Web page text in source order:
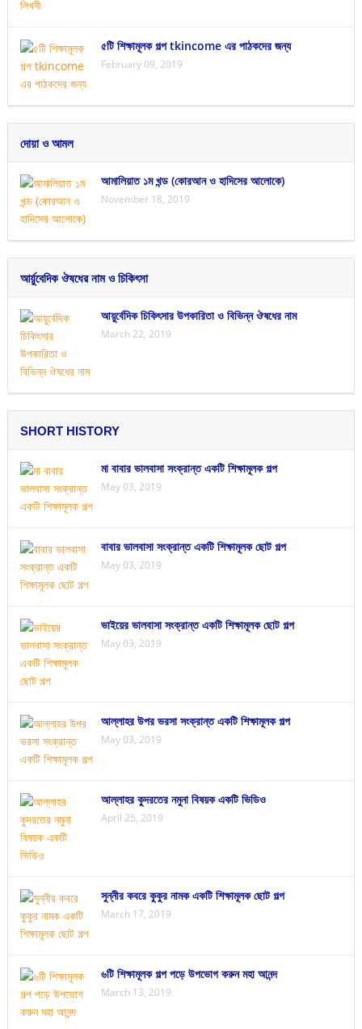
৫টি শিক্ষামূলক গল্প tkincome এর পাঠকদের জন্য
February 09, 2019
দোয়া ও আমল
আমালিয়াত ১ম খন্ড (কোরআন ও হাদিসের আলোকে)
November 18, 2019
আর্য়ুবেদিক ঔষধের নাম ও চিকিৎসা
আয়ুর্বেদিক চিকিৎসার উপকারিতা ও বিভিন্ন ঔষধের নাম
March 22, 2019
SHORT HISTORY
মা বাবার ভালবাসা সংক্রান্ত একটি শিক্ষামূলক গল্প
May 03, 2019
বাবার ভালবাসা সংক্রান্ত একটি শিক্ষামূলক ছোট গল্প
May 03, 2019
ভাইয়ের ভালবাসা সংক্রান্ত একটি শিক্ষামূলক ছোট গল্প
May 03, 2019
আল্লাহর উপর ভরসা সংক্রান্ত একটি শিক্ষামূলক গল্প
May 03, 2019
আল্লাহর কুদরতের নমুনা বিষয়ক একটি ভিডিও
April 25, 2019
সুন্নীর কবরে কুকুর নামক একটি শিক্ষামূলক ছোট গল্প
March 17, 2019
৬টি শিক্ষামূলক গল্প পড়ে উপভোগ করুন মহা আনন্দ
March 13, 2019